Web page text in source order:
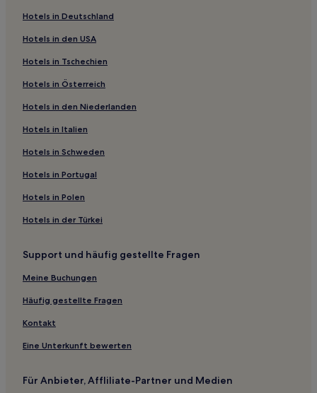
Familien in Edinburgh
Hotels mit Pool in Columbus
Hotels mit Fitnessbereich in Columbus
Günstige in Terre Haute
Haustierfreundliche in Terre Haute
Familien in Franklin
Hotels mit inbegriffenem Frühstück in Indianapolis
Familien in Indianapolis
Hotels mit Parkplatz in Indianapolis
Haustierfreundliche in Bloomington
Familien in Bloomington
Hotels mit Parkplatz in Bloomington
Günstige in Bloomington
Günstige in Muncie
New Castle Hotels
Hotels in Deutschland
Hotels in den USA
Hotels in Tschechien
Hotels in Österreich
Hotels in den Niederlanden
Hotels in Italien
Hotels in Schweden
Hotels in Portugal
Hotels in Polen
Hotels in der Türkei
Support und häufig gestellte Fragen
Meine Buchungen
Häufig gestellte Fragen
Kontakt
Eine Unterkunft bewerten
Für Anbieter, Affliliate-Partner und Medien